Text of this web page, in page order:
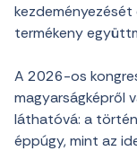
termékeny
A 2026-os
magyarságképről
láthatóvá: a
éppúgy, mint az